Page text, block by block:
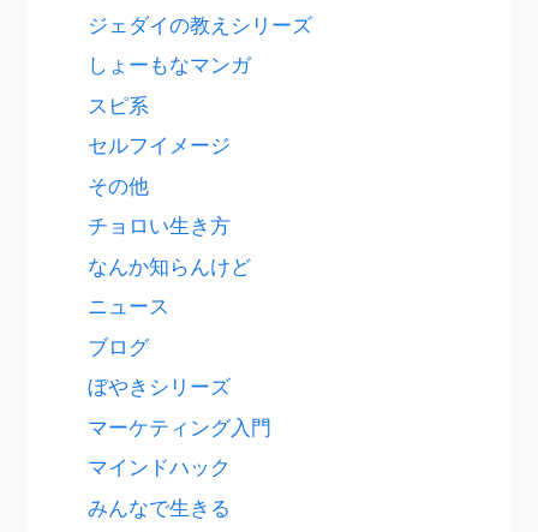
ジェダイの教えシリーズ
しょーもなマンガ
スピ系
セルフイメージ
その他
チョロい生き方
なんか知らんけど
ニュース
ブログ
ぼやきシリーズ
マーケティング入門
マインドハック
みんなで生きる